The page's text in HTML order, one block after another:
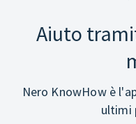
Aiuto
Nero KnowHow è
ultimi